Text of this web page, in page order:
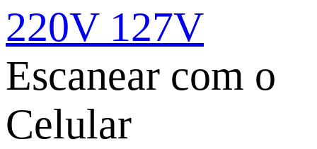
220V 127V
Escanear com o
Celular